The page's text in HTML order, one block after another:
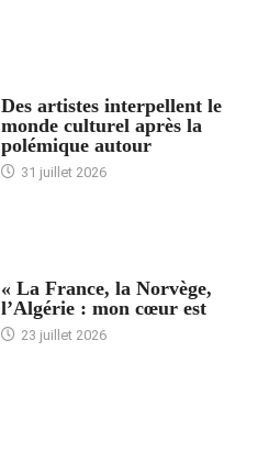
Des artistes interpellent le
monde culturel après la
polémique autour
31 juillet 2026
« La France, la Norvège,
l’Algérie : mon cœur est
23 juillet 2026